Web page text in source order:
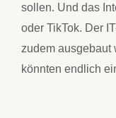
sollen. Und das
oder TikTok. Der
zudem ausgebaut
könnten endlich